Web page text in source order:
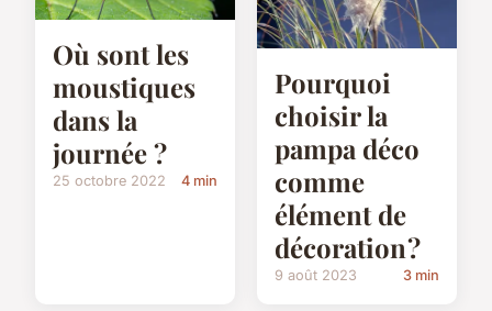
Où sont les
moustiques
dans la
journée ?
25 octobre 2022 4 min
Pourquoi
choisir la
pampa déco
comme
élément de
décoration ?
9 août 2023 3 min